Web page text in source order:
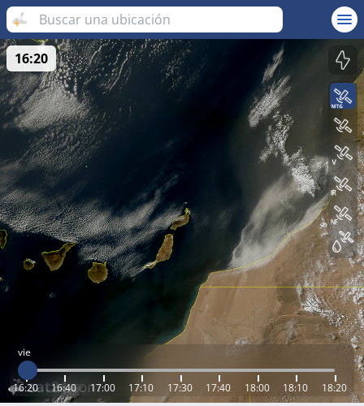
vie
16:20 16:40 17:00 17:10 17:30 17:40 18:00 18:10 18:20
16:20